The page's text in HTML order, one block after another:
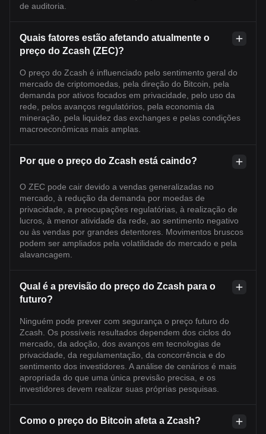
de auditoria.
Quais fatores estão afetando atualmente o
preço do Zcash (ZEC)?
O preço do Zcash é influenciado pelo sentimento geral do
mercado de criptomoedas, pela direção do Bitcoin, pela
demanda por ativos focados em privacidade, pelo uso da
rede, pelos avanços regulatórios, pela economia da
mineração, pela liquidez das exchanges e pelas condições
macroeconômicas mais amplas.
Por que o preço do Zcash está caindo?
O ZEC pode cair devido a vendas generalizadas no
mercado, à redução da demanda por moedas de
privacidade, a preocupações regulatórias, à realização de
lucros, à menor atividade da rede, ao sentimento negativo
ou às vendas por grandes detentores. Movimentos bruscos
podem ser ampliados pela volatilidade do mercado e pela
alavancagem.
Qual é a previsão do preço do Zcash para o
futuro?
Ninguém pode prever com segurança o preço futuro do
Zcash. Os possíveis resultados dependem dos ciclos do
mercado, da adoção, dos avanços em tecnologias de
privacidade, da regulamentação, da concorrência e do
sentimento dos investidores. A análise de cenários é mais
apropriada do que uma única previsão precisa, e os
investidores devem realizar suas próprias pesquisas.
Como o preço do Bitcoin afeta a Zcash?